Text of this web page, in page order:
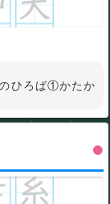
ひろば①かたか